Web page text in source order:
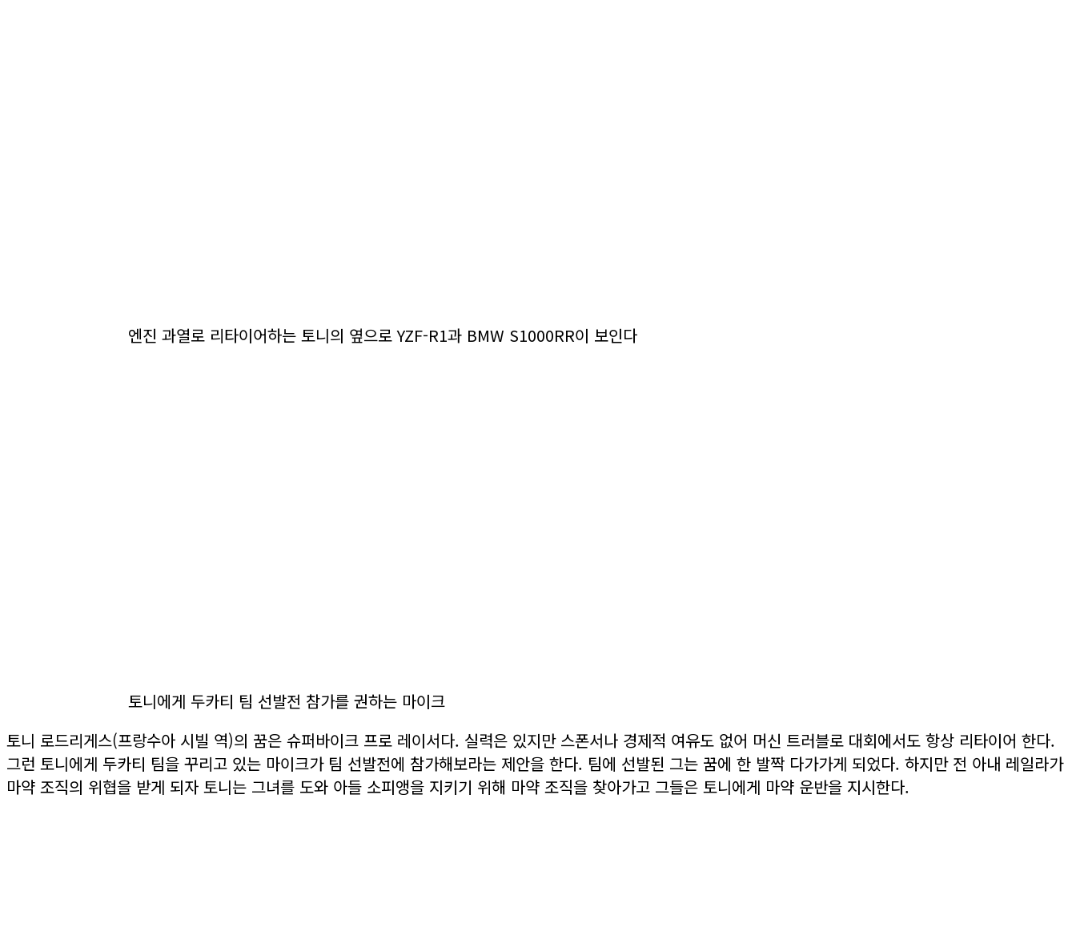
엔진 과열로 리타이어하는 토니의 옆으로 YZF-R1과 BMW S1000RR이 보인다
토니에게 두카티 팀 선발전 참가를 권하는 마이크
토니 로드리게스(프랑수아 시빌 역)의 꿈은 슈퍼바이크 프로 레이서다. 실력은 있지만 스폰서나 경제적 여유도 없어 머신 트러블로 대회에서도 항상 리타이어 한다.
그런 토니에게 두카티 팀을 꾸리고 있는 마이크가 팀 선발전에 참가해보라는 제안을 한다. 팀에 선발된 그는 꿈에 한 발짝 다가가게 되었다. 하지만 전 아내 레일라가
마약 조직의 위협을 받게 되자 토니는 그녀를 도와 아들 소피앵을 지키기 위해 마약 조직을 찾아가고 그들은 토니에게 마약 운반을 지시한다.